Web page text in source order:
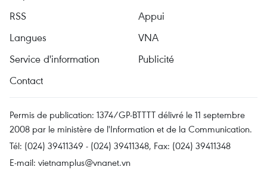
RSS
Appui
Langues
VNA
Service d'information
Publicité
Contact
Permis de publication: 1374/GP-BTTTT délivré le 11 septembre
2008 par le ministère de l'Information et de la Communication.
Tél: (024) 39411349 - (024) 39411348, Fax: (024) 39411348
E-mail: vietnamplus@vnanet.vn